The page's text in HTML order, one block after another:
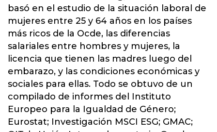
basó en el estudio de la situación laboral de
mujeres entre 25 y 64 años en los países
más ricos de la Ocde, las diferencias
salariales entre hombres y mujeres, la
licencia que tienen las madres luego del
embarazo, y las condiciones económicas y
sociales para ellas. Todo se obtuvo de un
compilado de informes del Instituto
Europeo para la Igualdad de Género;
Eurostat; Investigación MSCI ESG; GMAC;